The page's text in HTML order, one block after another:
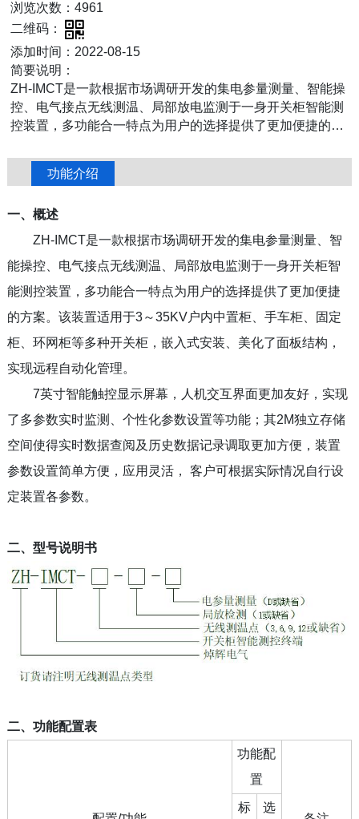
浏览次数：4961
二维码：
添加时间：2022-08-15
简要说明：
ZH-IMCT是一款根据市场调研开发的集电参量测量、智能操
控、电气接点无线测温、局部放电监测于一身开关柜智能测
控装置，多功能合一特点为用户的选择提供了更加便捷的方
环网柜等多种开关柜，嵌入式安装、美化了面板结构，实现
远程自动化管理。
功能介绍
一、概述
ZH-IMCT是一款根据市场调研开发的集电参量测量、智
能操控、电气接点无线测温、局部放电监测于一身开关柜智
能测控装置，多功能合一特点为用户的选择提供了更加便捷
的方案。该装置适用于3～35KV户内中置柜、手车柜、固定
柜、环网柜等多种开关柜，嵌入式安装、美化了面板结构，
实现远程自动化管理。
7英寸智能触控显示屏幕，人机交互界面更加友好，实现
了多参数实时监测、个性化参数设置等功能；其2M独立存储
空间使得实时数据查阅及历史数据记录调取更加方便，装置
参数设置简单方便，应用灵活， 客户可根据实际情况自行设
定装置各参数。
二、型号说明书
二、功能配置表
功能配
置
标 选